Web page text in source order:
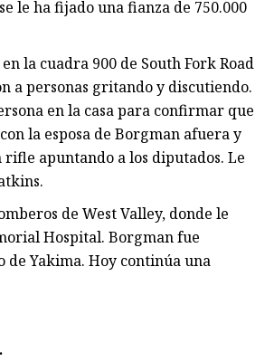
le ha fijado una fianza de 750.000
la cuadra 900 de South Fork Road
a personas gritando y discutiendo.
en la casa para confirmar que
la esposa de Borgman afuera y
apuntando a los diputados. Le
de West Valley, donde le
Hospital. Borgman fue
de Yakima. Hoy continúa una